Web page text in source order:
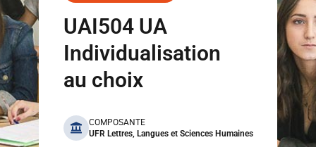
UAI504 UA
Individualisation
au choix
benefits
COMPOSANTE
UFR Lettres, Langues et Sciences Humaines